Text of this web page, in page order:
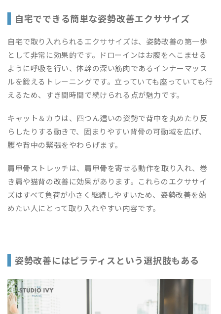
自宅でできる簡単な姿勢改善エクササイズ
自宅で取り入れられるエクササイズは、姿勢改善の第一歩
として非常に効果的です。ドローインはお腹をへこませる
ように呼吸を行い、体幹の深い筋肉であるインナーマッス
ルを鍛えるトレーニングです。立っていても座っていても行
えるため、すき間時間で続けられる点が魅力です。
キャット＆カウは、四つん這いの姿勢で背中を丸めたり反
らしたりする動きで、固まりやすい背骨の可動域を広げ、
腰や背中の緊張をやわらげます。
肩甲骨ストレッチは、肩甲骨を寄せる動作を取り入れ、巻
き肩や猫背の改善に効果があります。これらのエクササイ
ズはすべて負荷が小さく継続しやすいため、姿勢改善を始
めたい人にとって取り入れやすい内容です。
姿勢改善にはピラティスという選択肢もある